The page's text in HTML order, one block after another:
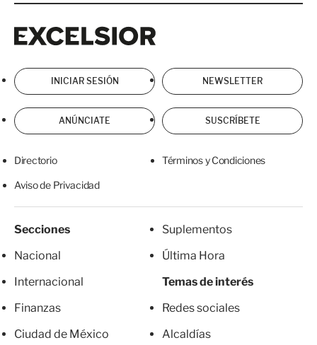
INICIAR SESIÓN NEWSLETTER
ANÚNCIATE SUSCRÍBETE
Directorio Términos y Condiciones
Aviso de Privacidad
Secciones
Nacional
Internacional
Finanzas
Ciudad de México
Suplementos
Última Hora
Temas de interés
Redes sociales
Alcaldías